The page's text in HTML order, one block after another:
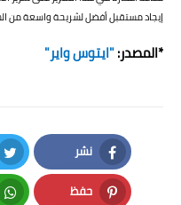
إيجاد مستقبل أفضل لشريحة واسعة من
*المصدر:"ايتوس واير"
نشر
Facebook
حفظ